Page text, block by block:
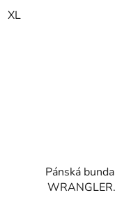
XL
Pánská bunda
WRANGLER